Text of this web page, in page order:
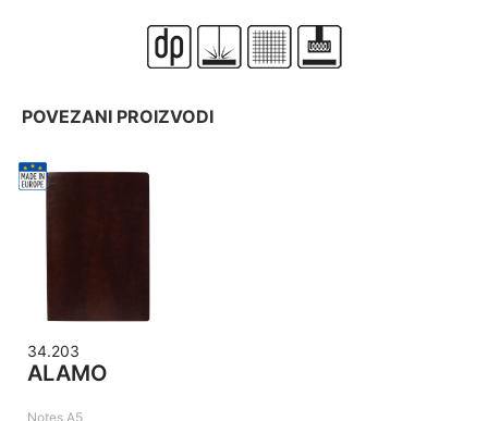
POVEZANI PROIZVODI
34.203
ALAMO
Notes A5